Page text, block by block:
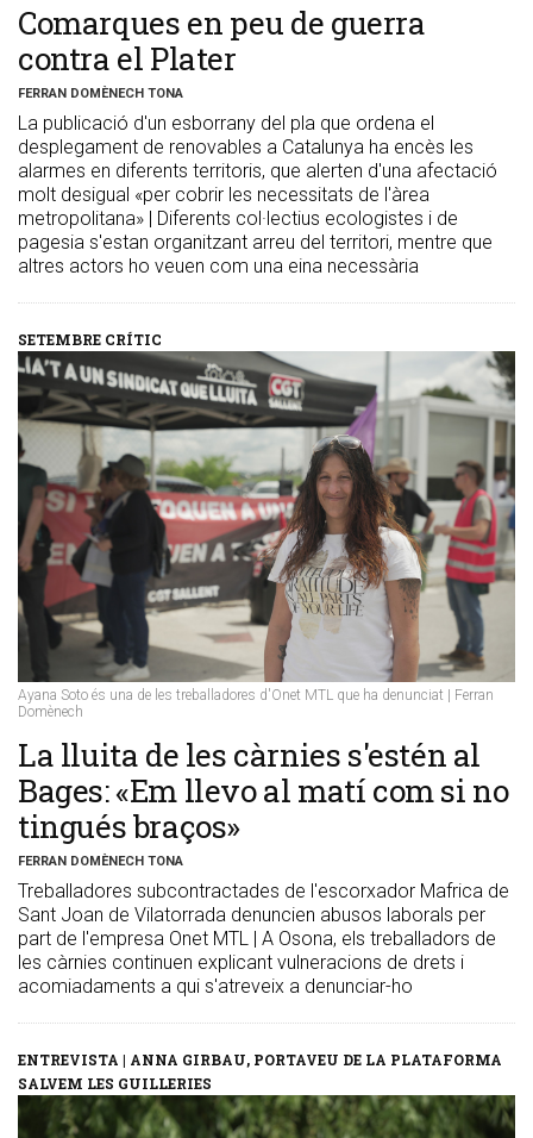
​Comarques en peu de guerra
contra el Plater
FERRAN DOMÈNECH TONA
La publicació d'un esborrany del pla que ordena el
desplegament de renovables a Catalunya ha encès les
alarmes en diferents territoris, que alerten d'una afectació
molt desigual «per cobrir les necessitats de l'àrea
metropolitana» | Diferents col·lectius ecologistes i de
pagesia s'estan organitzant arreu del territori, mentre que
altres actors ho veuen com una eina necessària
SETEMBRE CRÍTIC
Ayana Soto és una de les treballadores d'Onet MTL que ha denunciat | Ferran
Domènech
La lluita de les càrnies s'estén al
Bages: «Em llevo al matí com si no
tingués braços»
FERRAN DOMÈNECH TONA
Treballadores subcontractades de l'escorxador Mafrica de
Sant Joan de Vilatorrada denuncien abusos laborals per
part de l'empresa Onet MTL | A Osona, els treballadors de
les càrnies continuen explicant vulneracions de drets i
acomiadaments a qui s'atreveix a denunciar-ho
ENTREVISTA | ANNA GIRBAU, PORTAVEU DE LA PLATAFORMA
SALVEM LES GUILLERIES